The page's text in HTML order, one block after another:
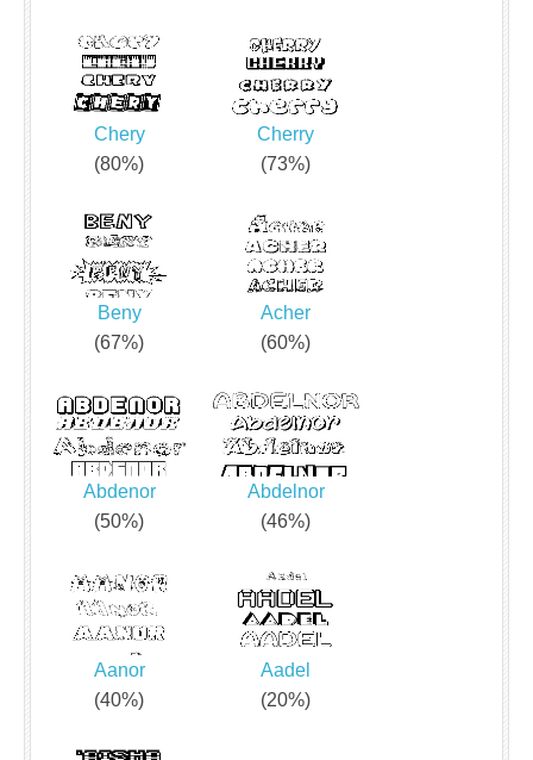
Chery
(80%)
Cherry
(73%)
Beny
(67%)
Acher
(60%)
Abdenor
(50%)
Abdelnor
(46%)
Aanor
(40%)
Aadel
(20%)